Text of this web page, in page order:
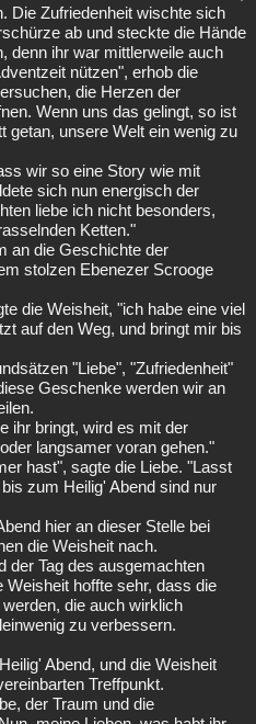
Die Zufriedenheit wischte sich
ab und steckte die Hände
denn ihr war mittlerweile auch
nützen", erhob die
die Herzen der
Wenn uns das gelingt, so ist
getan, unsere Welt ein wenig zu
wir so eine Story wie mit
sich nun energisch der
liebe ich nicht besonders,
Ketten."
an die Geschichte der
stolzen Ebenezer Scrooge
die Weisheit, "ich habe eine viel
auf den Weg, und bringt mir bis
"Liebe", "Zufriedenheit"
Geschenke werden wir an
ihr bringt, wird es mit der
langsamer voran gehen."
hast", sagte die Liebe. "Lasst
zum Heilig' Abend sind nur
hier an dieser Stelle bei
die Weisheit nach.
der Tag des ausgemachten
hoffte sehr, dass die
die auch wirklich
zu verbessern.
Abend, und die Weisheit
Treffpunkt.
der Traum und die